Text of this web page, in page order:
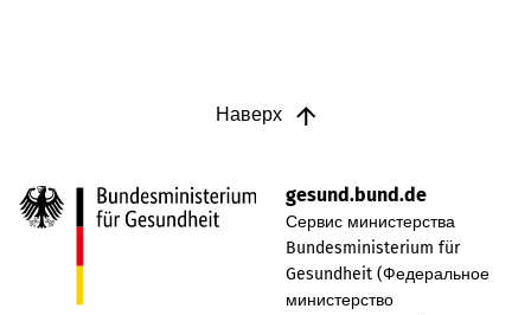
Наверх
gesund.bund.de
Сервис министерства
Bundesministerium für
Gesundheit (Федеральное
министерство